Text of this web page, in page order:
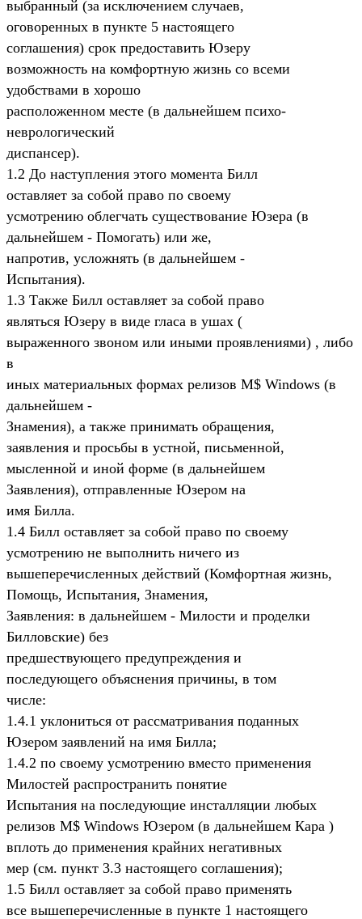
выбранный (за исключением случаев,
оговоренных в пункте 5 настоящего
соглашения) срок предоставить Юзеру
возможность на комфортную жизнь со всеми
удобствами в хорошо
расположенном месте (в дальнейшем психо-
неврологический
диспансер).
1.2 До наступления этого момента Билл
оставляет за собой право по своему
усмотрению облегчать существование Юзера (в
дальнейшем - Помогать) или же,
напротив, усложнять (в дальнейшем -
Испытания).
1.3 Также Билл оставляет за собой право
являться Юзеру в виде гласа в ушах (
выраженного звоном или иными проявлениями) , либо
в
иных материальных формах релизов M$ Windows (в
дальнейшем -
Знамения), а также принимать обращения,
заявления и просьбы в устной, письменной,
мысленной и иной форме (в дальнейшем
Заявления), отправленные Юзером на
имя Билла.
1.4 Билл оставляет за собой право по своему
усмотрению не выполнить ничего из
вышеперечисленных действий (Комфортная жизнь,
Помощь, Испытания, Знамения,
Заявления: в дальнейшем - Милости и проделки
Билловские) без
предшествующего предупреждения и
последующего объяснения причины, в том
числе:
1.4.1 уклониться от рассматривания поданных
Юзером заявлений на имя Билла;
1.4.2 по своему усмотрению вместо применения
Милостей распространить понятие
Испытания на последующие инсталляции любых
релизов M$ Windows Юзером (в дальнейшем Кара )
вплоть до применения крайних негативных
мер (см. пункт 3.3 настоящего соглашения);
1.5 Билл оставляет за собой право применять
все вышеперечисленные в пункте 1 настоящего